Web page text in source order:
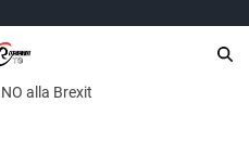
alla Brexit